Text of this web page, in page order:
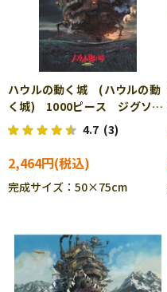
ハウルの動く城 (ハウルの動
く城) 1000ピース ジグソー
パズル ENS-1000-243
4.7 (3)
2,464円
完成サイズ：50×75cm